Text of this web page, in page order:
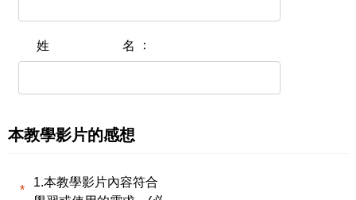
姓名
本教學影片的感想
1.本教學影片內容符合